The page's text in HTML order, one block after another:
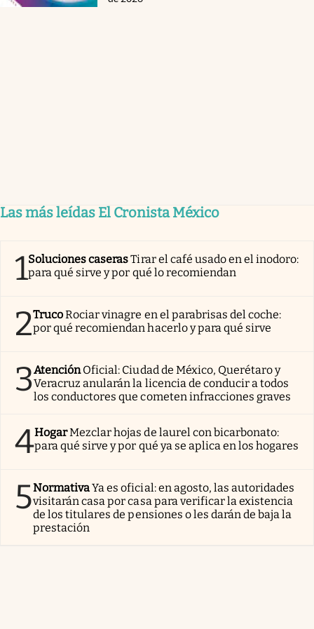
Las más leídas El Cronista México
1Soluciones caserasTirar el café usado en el inodoro:
para qué sirve y por qué lo recomiendan
2TrucoRociar vinagre en el parabrisas del coche:
por qué recomiendan hacerlo y para qué sirve
3AtenciónOficial: Ciudad de México, Querétaro y
Veracruz anularán la licencia de conducir a todos
los conductores que cometen infracciones graves
4HogarMezclar hojas de laurel con bicarbonato:
para qué sirve y por qué ya se aplica en los hogares
5NormativaYa es oficial: en agosto, las autoridades
visitarán casa por casa para verificar la existencia
de los titulares de pensiones o les darán de baja la
prestación